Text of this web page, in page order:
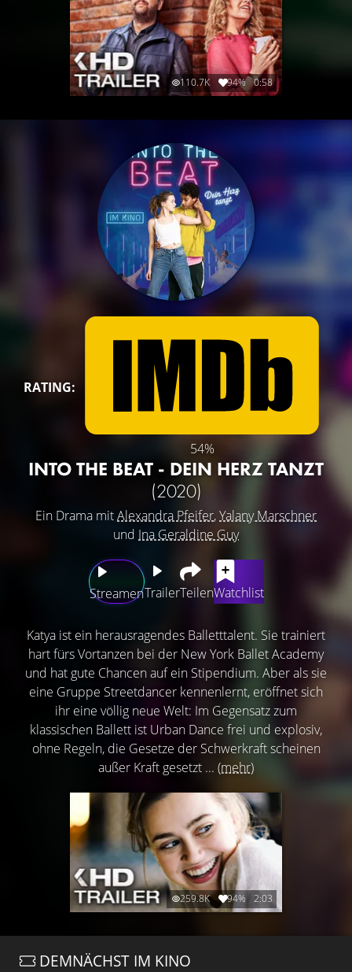
110.7K 94% 0:58
RATING:
54%
INTO THE BEAT - DEIN HERZ TANZT
(2020)
Ein Drama mitAlexandra Pfeifer,Yalany Marschner
und Ina Geraldine Guy
StreamenTrailerTeilenWatchlist
Katya ist ein herausragendes Balletttalent. Sie trainiert
hart fürs Vortanzen bei der New York Ballet Academy
und hat gute Chancen auf ein Stipendium. Aber als sie
eine Gruppe Streetdancer kennenlernt, eröffnet sich
ihr eine völlig neue Welt: Im Gegensatz zum
klassischen Ballett ist Urban Dance frei und explosiv,
ohne Regeln, die Gesetze der Schwerkraft scheinen
außer Kraft gesetzt ... (mehr)
259.8K 94% 2:03
DEMNÄCHST IM KINO